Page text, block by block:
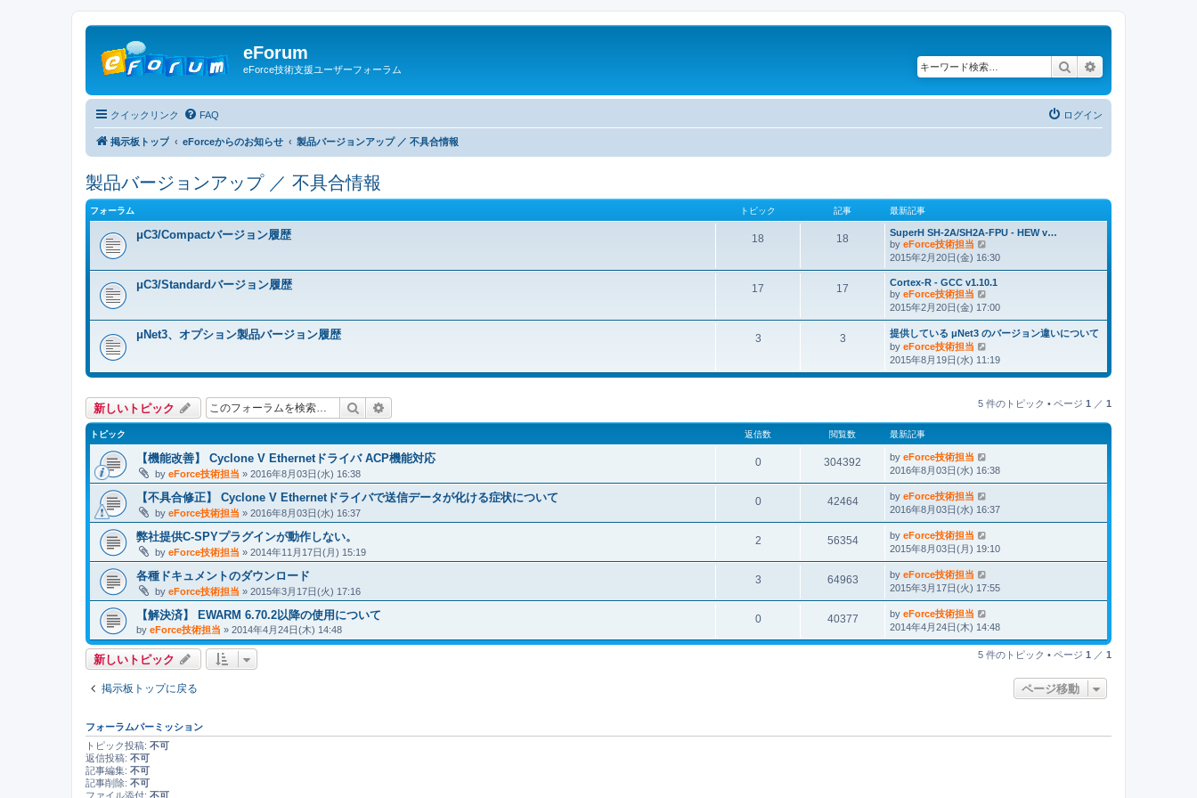
eForum
eForce技術支援ユーザーフォーラム 検索
クイックリンク FAQ ログイン
掲示板トップ eForceからのお知らせ 製品バージョンアップ ／ 不具合情報
製品バージョンアップ ／ 不具合情報
フォーラム トピック 記事 最新記事
μC3/Compactバージョン履歴 18 18
SuperH SH-2A/SH2A-FPU - HEW v…
by eForce技術担当
新
記
事
2015年2月20日(金) 16:30
μC3/Standardバージョン履歴 17 17
Cortex-R - GCC v1.10.1
by eForce技術担当
新
記
事
2015年2月20日(金) 17:00
μNet3、オプション製品バージョン履歴 3 3
提供している μNet3 のバージョン違いについて
by eForce技術担当
新
記
2015年8月19日(水) 11:19
新しいトピック 検索 5 件のトピック • ページ 1 ／ 1
トピック 返信数 閲覧数 最新記事
【機能改善】 Cyclone V Ethernetドライバ ACP機能対応
by eForce技術担当 » 2016年8月03日(水) 16:38
0 304392 by eForce技術担当
2016年8月03日(水) 16:38
【不具合修正】 Cyclone V Ethernetドライバで送信データが化ける症状について
by eForce技術担当 » 2016年8月03日(水) 16:37
0 42464 by eForce技術担当
2016年8月03日(水) 16:37
弊社提供C-SPYプラグインが動作しない。
by eForce技術担当 » 2014年11月17日(月) 15:19
2 56354 by eForce技術担当
2015年8月03日(月) 19:10
各種ドキュメントのダウンロード
by eForce技術担当 » 2015年3月17日(火) 17:16
3 64963 by eForce技術担当
2015年3月17日(火) 17:55
【解決済】 EWARM 6.70.2以降の使用について
by eForce技術担当 » 2014年4月24日(木) 14:48
0 40377 by eForce技術担当
2014年4月24日(木) 14:48
新しいトピック 5 件のトピック • ページ 1 ／ 1
掲示板トップに戻る ページ移動
フォーラムパーミッション
トピック投稿: 不可
返信投稿: 不可
記事編集: 不可
記事削除: 不可
ファイル添付: 不可